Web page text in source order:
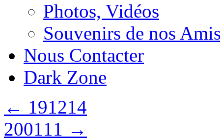
Photos, Vidéos
Souvenirs de nos
Nous Contacter
Dark Zone
← 191214
200111 →